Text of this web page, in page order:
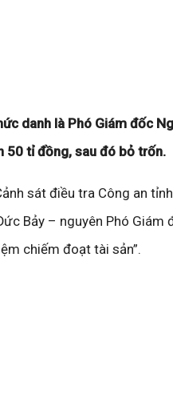
danh là Phó Giám đốc
50 tỉ đồng, sau đó bỏ trốn.
sát điều tra Công an
Bảy – nguyên Phó Giám
chiếm đoạt tài sản”.